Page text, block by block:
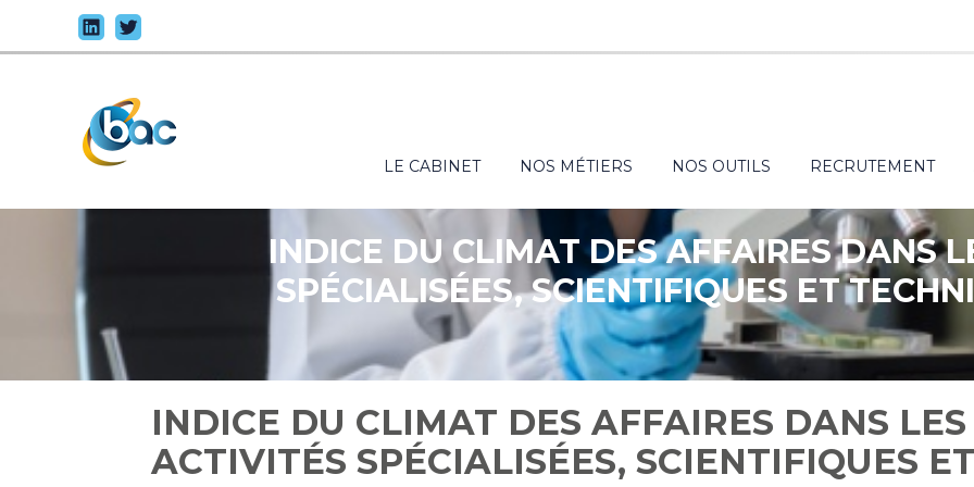
au
Principal
LE CABINET NOS MÉTIERS NOS OUTILS RECRUTEMENT
INDICE DU CLIMAT DES AFFAIRES DANS
SPÉCIALISÉES, SCIENTIFIQUES ET
INDICE DU CLIMAT DES AFFAIRES DANS LES
ACTIVITÉS SPÉCIALISÉES, SCIENTIFIQUES ET